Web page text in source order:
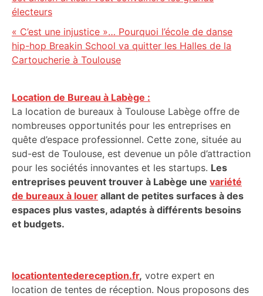
électeurs
« C’est une injustice »… Pourquoi l’école de danse
hip-hop Breakin School va quitter les Halles de la
Cartoucherie à Toulouse
Location de Bureau à Labège :
La location de bureaux à Toulouse Labège offre de
nombreuses opportunités pour les entreprises en
quête d’espace professionnel. Cette zone, située au
sud-est de Toulouse, est devenue un pôle d’attraction
pour les sociétés innovantes et les startups. Les
entreprises peuvent trouver à Labège une variété
de bureaux à louer allant de petites surfaces à des
espaces plus vastes, adaptés à différents besoins
et budgets.
locationtentedereception.fr, votre expert en
location de tentes de réception. Nous proposons des